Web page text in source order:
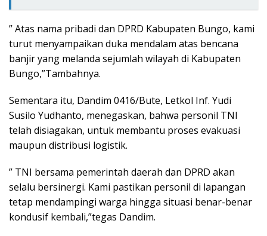
” Atas nama pribadi dan DPRD Kabupaten Bungo, kami
turut menyampaikan duka mendalam atas bencana
banjir yang melanda sejumlah wilayah di Kabupaten
Bungo,”Tambahnya.
Sementara itu, Dandim 0416/Bute, Letkol Inf. Yudi
Susilo Yudhanto, menegaskan, bahwa personil TNI
telah disiagakan, untuk membantu proses evakuasi
maupun distribusi logistik.
” TNI bersama pemerintah daerah dan DPRD akan
selalu bersinergi. Kami pastikan personil di lapangan
tetap mendampingi warga hingga situasi benar-benar
kondusif kembali,”tegas Dandim.